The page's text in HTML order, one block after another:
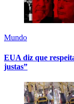
Mundo
EUA diz que
justas”